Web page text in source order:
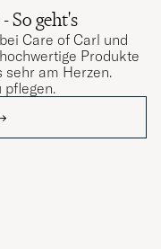
So geht's
Care of Carl und
Produkte
sehr am Herzen.
pflegen.